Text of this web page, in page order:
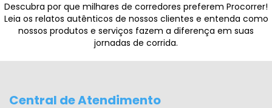
Descubra por que milhares de corredores preferem Procorrer!
Leia os relatos autênticos de nossos clientes e entenda como
nossos produtos e serviços fazem a diferença em suas
jornadas de corrida.
Central de Atendimento